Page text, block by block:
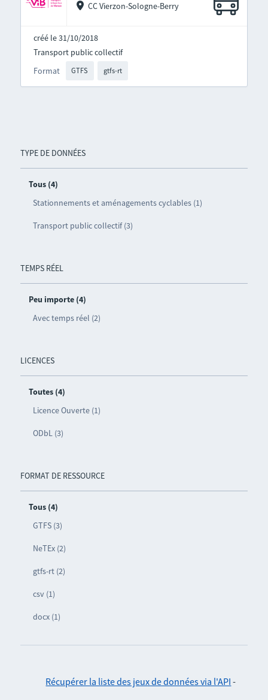
TYPE DE DONNÉES
Tous (4)
Stationnements et aménagements cyclables (1)
Transport public collectif (3)
TEMPS RÉEL
Peu importe (4)
Avec temps réel (2)
LICENCES
Toutes (4)
Licence Ouverte (1)
ODbL (3)
FORMAT DE RESSOURCE
Tous (4)
GTFS (3)
NeTEx (2)
gtfs-rt (2)
csv (1)
docx (1)
CC Vierzon-Sologne-Berry
créé le 31/10/2018
Format GTFS gtfs-rt
Transport public collectif
Récupérer la liste des jeux de données via l'API -